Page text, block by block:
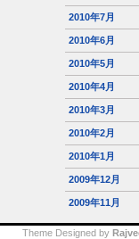
2010年7月
2010年6月
2010年5月
2010年4月
2010年3月
2010年2月
2010年1月
2009年12月
2009年11月
Theme Designed by